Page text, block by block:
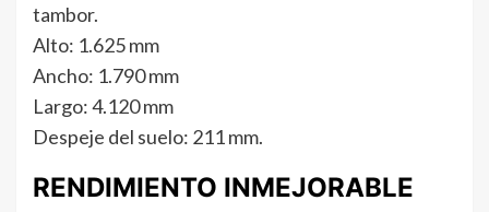
tambor.
Alto: 1.625 mm
Ancho: 1.790 mm
Largo: 4.120 mm
Despeje del suelo: 211 mm.
RENDIMIENTO INMEJORABLE